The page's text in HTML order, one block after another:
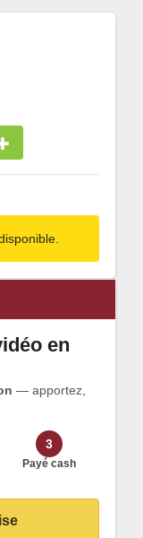
en
— apportez,
3
Payé cash